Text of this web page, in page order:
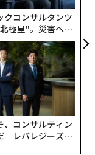
クコンサルタンツ
極星"。災害への
り越え見つけた、
年の答え
、コンサルティン
レバレジーズが